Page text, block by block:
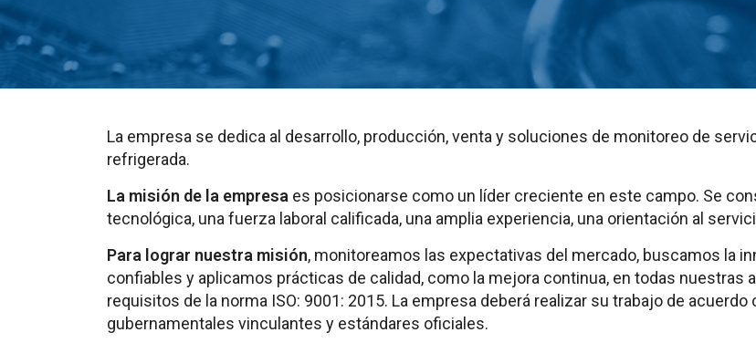
La empresa se dedica al desarrollo, producción, venta y soluciones de monitoreo de
refrigerada.
La misión de la empresa es posicionarse como un líder creciente en este campo. Se
tecnológica, una fuerza laboral calificada, una amplia experiencia, una orientación al
Para lograr nuestra misión, monitoreamos las expectativas del mercado, buscamos la
confiables y aplicamos prácticas de calidad, como la mejora continua, en todas nuestras
requisitos de la norma ISO: 9001: 2015. La empresa deberá realizar su trabajo de
gubernamentales vinculantes y estándares oficiales.